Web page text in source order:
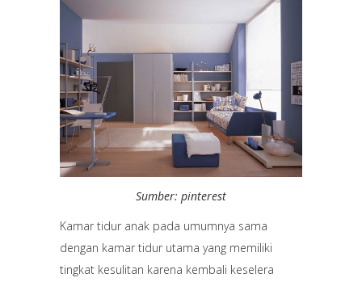
Sumber: pinterest
Kamar tidur anak pada umumnya sama
dengan kamar tidur utama yang memiliki
tingkat kesulitan karena kembali keselera